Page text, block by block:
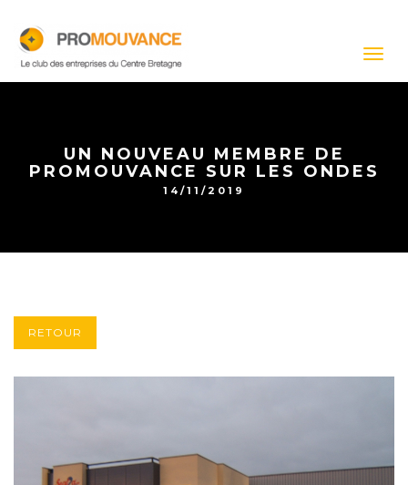
UN NOUVEAU MEMBRE DE
PROMOUVANCE SUR LES ONDES
14/11/2019
RETOUR